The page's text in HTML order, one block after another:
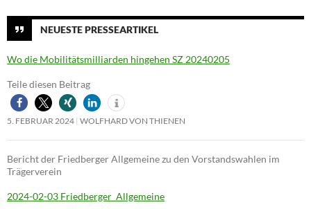
NEUESTE PRESSEARTIKEL
Wo die Mobilitätsmilliarden hingehen SZ 20240205
Teile diesen Beitrag
5. FEBRUAR 2024 WOLFHARD VON THIENEN
Bericht der Friedberger Allgemeine zu den Vorstandswahlen im
Trägerverein
2024-02-03 Friedberger_Allgemeine